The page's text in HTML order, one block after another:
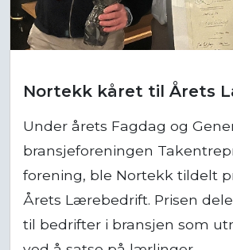
Under årets Fagdag og
bransjeforeningen
forening, ble Nortekk tildelt
Årets Lærebedrift. Prisen
til bedrifter i bransjen som
ved å satse på lærlinger.